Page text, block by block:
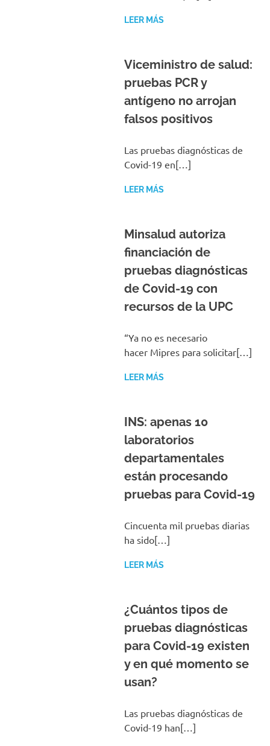
LEER MÁS
Viceministro de salud:
pruebas PCR y
antígeno no arrojan
falsos positivos
Las pruebas diagnósticas de
Covid-19 en[…]
LEER MÁS
Minsalud autoriza
financiación de
pruebas diagnósticas
de Covid-19 con
recursos de la UPC
“Ya no es necesario
hacer Mipres para solicitar[…]
LEER MÁS
INS: apenas 10
laboratorios
departamentales
están procesando
pruebas para Covid-19
Cincuenta mil pruebas diarias
ha sido[…]
LEER MÁS
¿Cuántos tipos de
pruebas diagnósticas
para Covid-19 existen
y en qué momento se
usan?
Las pruebas diagnósticas de
Covid-19 han[…]